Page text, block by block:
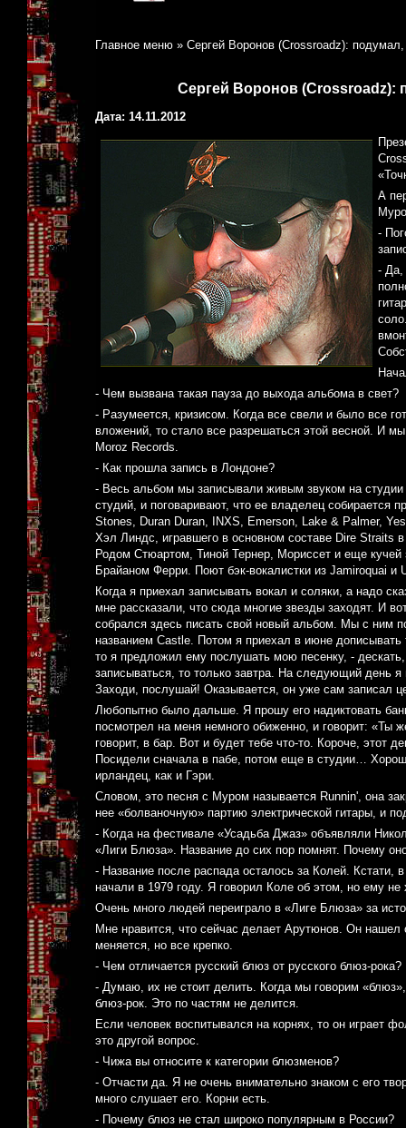
Главное меню » Сергей Воронов (Crossroadz):
Сергей Воронов (Crossroadz):
Дата: 14.11.2012
А
-
- Да,
- Чем вызвана такая пауза до выхода альбома в свет?
- Разумеется, кризисом. Когда все свели и было все
вложений, то стало все разрешаться этой весной. И
Moroz Records.
- Как прошла запись в Лондоне?
- Весь альбом мы записывали живым звуком на
студий, и поговаривают, что ее владелец собирается
Stones, Duran Duran, INXS, Emerson, Lake & Palmer,
Хэл Линдс, игравшего в основном составе Dire
Родом Стюартом, Тиной Тернер, Мориссет и еще
Брайаном Ферри. Поют бэк-вокалистки из Jamiroquai и
Когда я приехал записывать вокал и соляки, а надо
мне рассказали, что сюда многие звезды заходят. И
собрался здесь писать свой новый альбом. Мы с ним
названием Castle. Потом я приехал в июне
то я предложил ему послушать мою песенку, -
записываться, то только завтра. На следующий день
Заходи, послушай! Оказывается, он уже сам записал
Любопытно было дальше. Я прошу его надиктовать
посмотрел на меня немного обиженно, и говорит:
говорит, в бар. Вот и будет тебе что-то. Короче, этот
Посидели сначала в пабе, потом еще в студии…
ирландец, как и Гэри.
Словом, это песня с Муром называется Runnin', она
нее «болваночную» партию электрической гитары, и
- Когда на фестивале «Усадьба Джаз» объявляли
«Лиги Блюза». Название до сих пор помнят. Почему
- Название после распада осталось за Колей.
начали в 1979 году. Я говорил Коле об этом, но ему
Очень много людей переиграло в «Лиге Блюза» за
Мне нравится, что сейчас делает Арутюнов. Он
меняется, но все крепко.
- Чем отличается русский блюз от русского блюз-рока?
- Думаю, их не стоит делить. Когда мы говорим
блюз-рок. Это по частям не делится.
Если человек воспитывался на корнях, то он играет
это другой вопрос.
- Чижа вы относите к категории блюзменов?
- Отчасти да. Я не очень внимательно знаком с его
много слушает его. Корни есть.
- Почему блюз не стал широко популярным в России?